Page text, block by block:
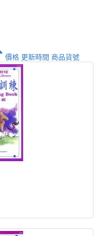
價格 更新時間 商品貨號